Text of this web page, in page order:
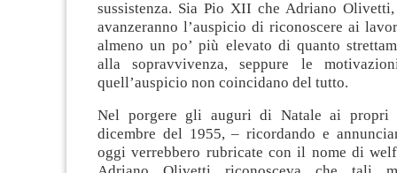
sussistenza. Sia Pio XII che Adriano
avanzeranno l’auspicio di riconoscere ai
almeno un po’ più elevato di quanto
alla sopravvivenza, seppure le
quell’auspicio non coincidano del tutto.
Nel porgere gli auguri di Natale ai propri
dicembre del 1955, – ricordando e
oggi verrebbero rubricate con il nome di